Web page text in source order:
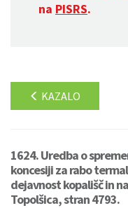
na PISRS.
KAZALO
1624. Uredba o
koncesiji za rabo
dejavnost kopališč in
Topolšica, stran 4793.